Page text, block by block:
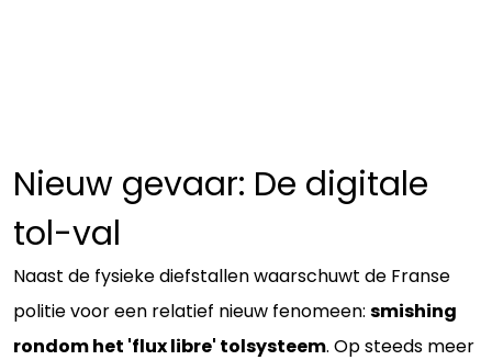
Nieuw gevaar: De digitale
tol-val
Naast de fysieke diefstallen waarschuwt de Franse
politie voor een relatief nieuw fenomeen: smishing
rondom het 'flux libre' tolsysteem. Op steeds meer